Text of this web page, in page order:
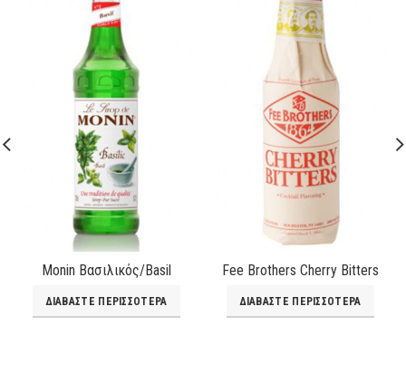
Monin Βασιλικός/Basil
ΔΙΑΒΆΣΤΕ ΠΕΡΙΣΣΌΤΕΡΑ
Fee Brothers Cherry Bitters
ΔΙΑΒΆΣΤΕ ΠΕΡΙΣΣΌΤΕΡΑ